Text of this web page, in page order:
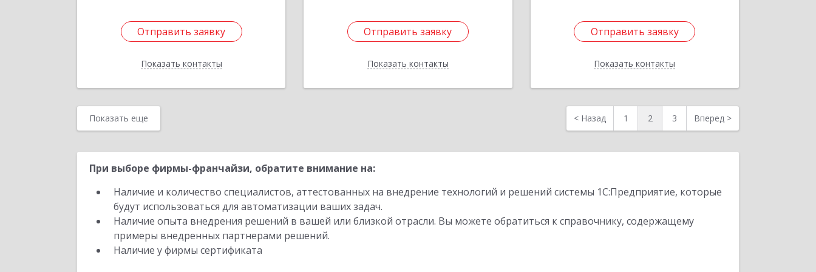
Отправить заявку
Показать контакты
Отправить заявку
Назад
Отправить заявку
Показать контакты
Отправить заявку
Назад
Отправить заявку
Показать контакты
Отправить заявку
Назад
Показать еще < Назад 1 2 3 Вперед >
При выборе фирмы-франчайзи, обратите внимание на:
Наличие и количество специалистов, аттестованных на внедрение технологий и решений системы 1С:Предприятие, которые
будут использоваться для автоматизации ваших задач.
Наличие опыта внедрения решений в вашей или близкой отрасли. Вы можете обратиться к справочнику, содержащему
примеры внедренных партнерами решений.
Наличие у фирмы сертификата